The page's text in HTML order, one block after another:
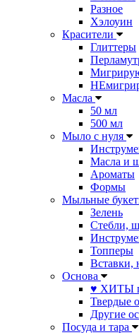
Разное
Хэлоуин
Красители
Глиттеры
Масла
50 мл
500 мл
Мыло с нуля
Масла и
Ароматы
Формы
Мыльные
Зелень
Стебли,
Топперы
Вставки,
Основа
♥ ХИТЫ
Твердые
Другие
Посуда и тара